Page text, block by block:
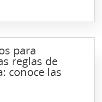
para
reglas de
conoce las